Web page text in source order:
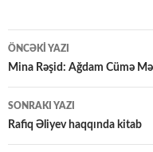
Yazılar
üzrə
naviqasiya
ÖNCƏKI YAZI
Mina Rəşid: Ağdam Cümə
SONRAKI YAZI
Rafiq Əliyev haqqında kitab